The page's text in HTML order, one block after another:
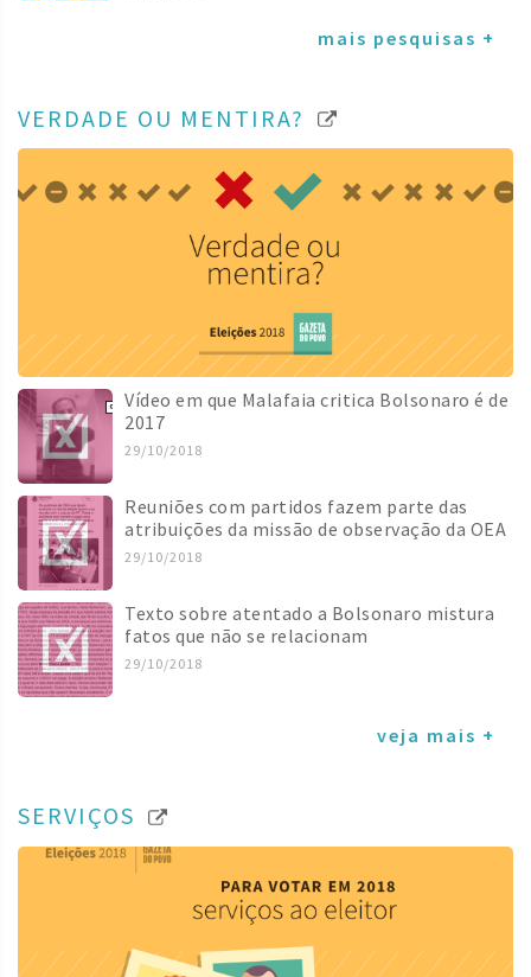
mais pesquisas +
VERDADE OU MENTIRA?
Vídeo em que Malafaia critica Bolsonaro é de
2017
29/10/2018
Reuniões com partidos fazem parte das
atribuições da missão de observação da OEA
29/10/2018
Texto sobre atentado a Bolsonaro mistura
fatos que não se relacionam
29/10/2018
veja mais +
SERVIÇOS